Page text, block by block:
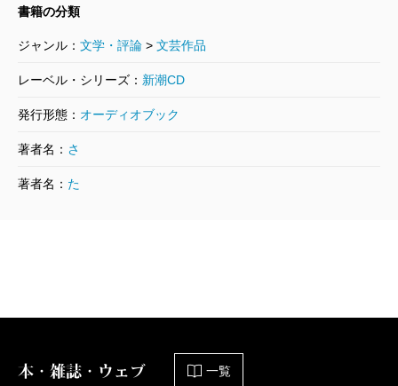
書籍の分類
ジャンル： 文学・評論 > 文芸作品
レーベル・シリーズ： 新潮CD
発行形態： オーディオブック
著者名： さ
著者名： た
本・雑誌・ウェブ 一覧